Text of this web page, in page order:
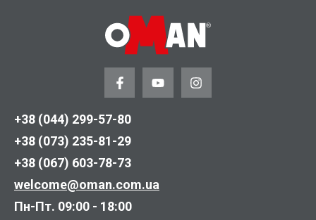
+38 (044) 299-57-80
+38 (073) 235-81-29
+38 (067) 603-78-73
welcome@oman.com.ua
Пн-Пт. 09:00 - 18:00